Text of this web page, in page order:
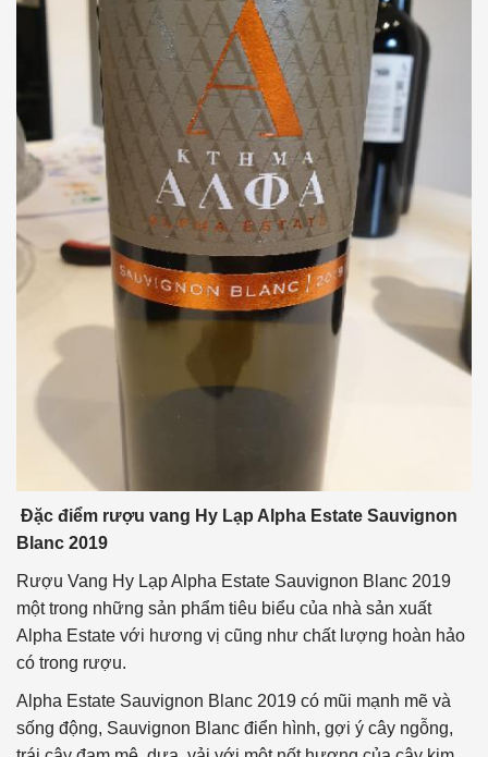
Đặc điểm rượu vang Hy Lạp Alpha Estate Sauvignon
Blanc 2019
Rượu Vang Hy Lạp Alpha Estate Sauvignon Blanc 2019
một trong những sản phẩm tiêu biểu của nhà sản xuất
Alpha Estate với hương vị cũng như chất lượng hoàn hảo
có trong rượu.
Alpha Estate Sauvignon Blanc 2019 có mũi mạnh mẽ và
sống động, Sauvignon Blanc điển hình, gợi ý cây ngỗng,